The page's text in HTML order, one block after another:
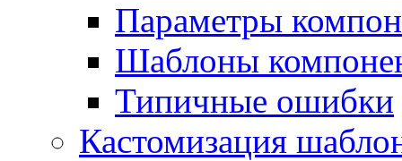
Параметры
Шаблоны
Типичные ошибки
Кастомизация